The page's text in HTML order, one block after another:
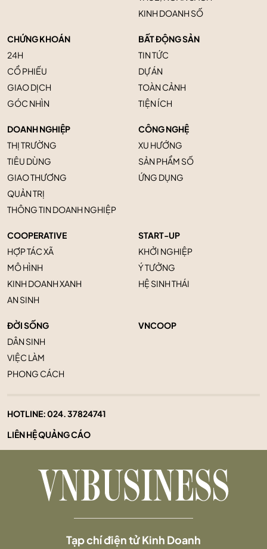
KINH DOANH SỐ
CHỨNG KHOÁN
24H
CỔ PHIẾU
GIAO DỊCH
GÓC NHÌN
BẤT ĐỘNG SẢN
TIN TỨC
DỰ ÁN
TOÀN CẢNH
TIỆN ÍCH
DOANH NGHIỆP
THỊ TRƯỜNG
TIÊU DÙNG
GIAO THƯƠNG
QUẢN TRỊ
THÔNG TIN DOANH NGHIỆP
CÔNG NGHỆ
XU HƯỚNG
SẢN PHẨM SỐ
ỨNG DỤNG
COOPERATIVE
HỢP TÁC XÃ
MÔ HÌNH
KINH DOANH XANH
AN SINH
START-UP
KHỞI NGHIỆP
Ý TƯỞNG
HỆ SINH THÁI
ĐỜI SỐNG
DÂN SINH
VIỆC LÀM
PHONG CÁCH
VNCOOP
HOTLINE:024. 37824741
LIÊN HỆ QUẢNG CÁO
Tạp chí điện tử Kinh Doanh